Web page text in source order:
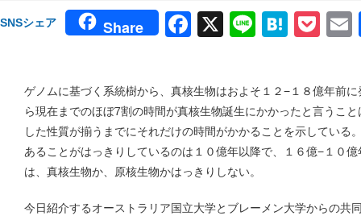
SNSシェア Share Facebook
X Line
ゲノムに基づく系統樹から、真核生物はおよそ１２−１８億年前
ら現在までのほぼ7割の時間が真核生物誕生にかかったと言うこ
した性質が揃うまでにそれだけの時間がかかることを示している
あることがはっきりしているのは１０億年以降で、１６億−１０
は、真核生物か、原核生物かはっきりしない。
今日紹介するオーストラリア国立大学とブレーメン大学からの共